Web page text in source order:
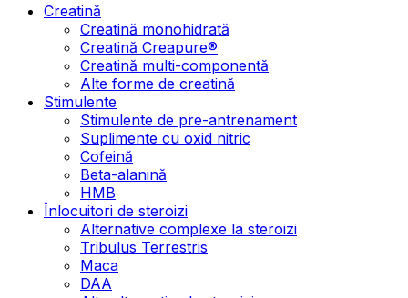
Creatină
Creatină monohidrată
Creatină Creapure®
Creatină multi-componentă
Alte forme de creatină
Stimulente
Stimulente de pre-antrenament
Suplimente cu oxid nitric
Cofeină
Beta-alanină
HMB
Înlocuitori de steroizi
Alternative complexe la steroizi
Tribulus Terrestris
Maca
DAA